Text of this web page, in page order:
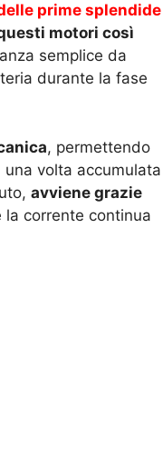
prime splendide
motori così
semplice da
durante la fase
, permettendo
volta accumulata
avviene grazie
la corrente continua